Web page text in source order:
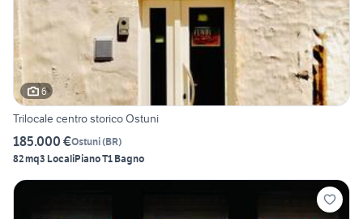
6
Trilocale centro storico Ostuni
185.000 €Ostuni(BR)
82 mq3 LocaliPiano T1 Bagno